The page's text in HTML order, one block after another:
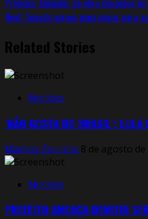
Previous: Elevador de obra despenca
Next: Senado aprova pena maior para
Related Stories
Notícias
‘NÃO GOSTA DO BRASIL’:
Markos Zaurelio 8 de agosto de
Notícias
PREFEITO AMEAÇA DEMITIR